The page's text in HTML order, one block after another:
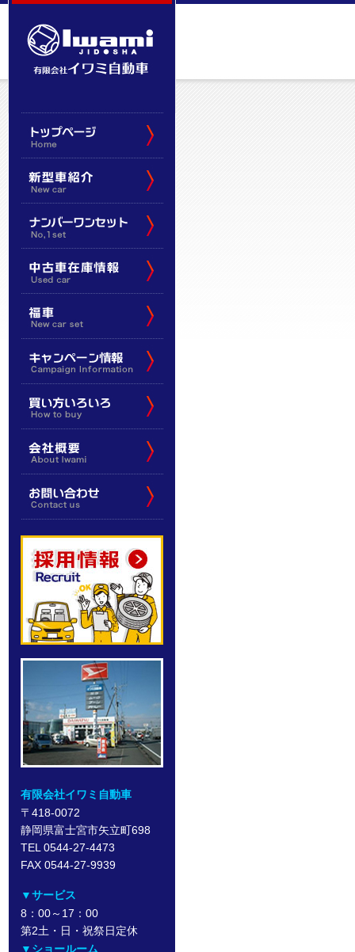
有限会社イワミ自動車
〒418-0072
静岡県富士宮市矢立町698
TEL 0544-27-4473
FAX 0544-27-9939
▼サービス
8：00～17：00
第2土・日・祝祭日定休
▼ショールーム